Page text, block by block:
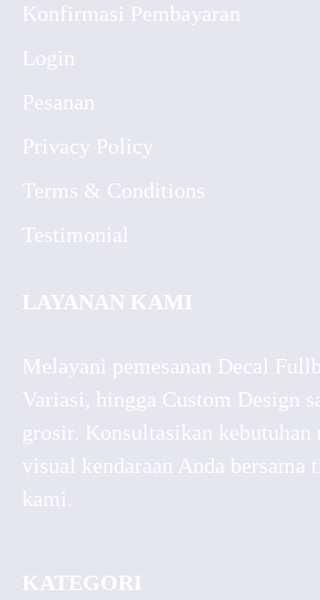
Konfirmasi Pembayaran
Login
Pesanan
Privacy Policy
Terms & Conditions
Testimonial
LAYANAN KAMI
Melayani pemesanan Decal
Variasi, hingga Custom Design
grosir. Konsultasikan
visual kendaraan Anda bersama
kami.
KATEGORI